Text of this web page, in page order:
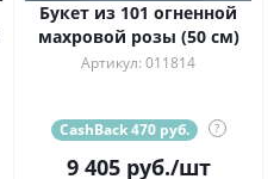
Букет из 101 огненной
махровой розы (50 см)
Артикул: 011814
CashBack 470 руб. ?
9 405руб./шт